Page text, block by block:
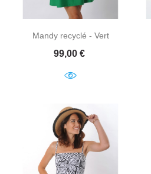
Mandy recyclé - Vert
Prix
99,00 €